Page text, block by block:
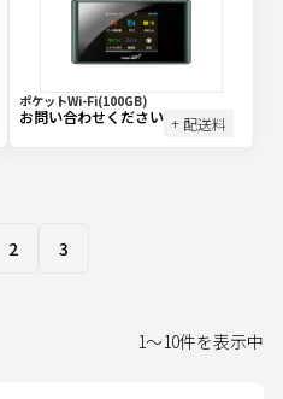
ポケットWi-Fi(100GB)
お問い合わせください + 配送料
2 3
1～10件を表示中